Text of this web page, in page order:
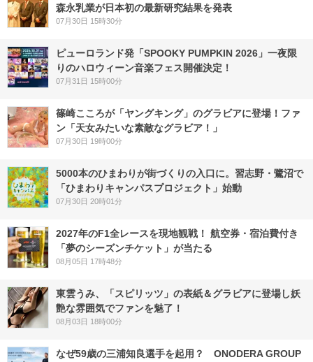
森永乳業が日本初の最新研究結果を発表
07月30日 15時30分
ピューロランド発「SPOOKY PUMPKIN 2026」一夜限
りのハロウィーン音楽フェス開催決定！
07月31日 15時00分
篠崎こころが「ヤングキング」のグラビアに登場！ファ
ン「天女みたいな素敵なグラビア！」
07月30日 19時00分
5000本のひまわりが街づくりの入口に。習志野・鷺沼で
「ひまわりキャンパスプロジェクト」始動
07月30日 20時01分
2027年のF1全レースを現地観戦！ 航空券・宿泊費付き
「夢のシーズンチケット」が当たる
08月05日 17時48分
東雲うみ、「スピリッツ」の表紙＆グラビアに登場し妖
艶な雰囲気でファンを魅了！
08月03日 18時00分
なぜ59歳の三浦知良選手を起用？ ONODERA GROUP